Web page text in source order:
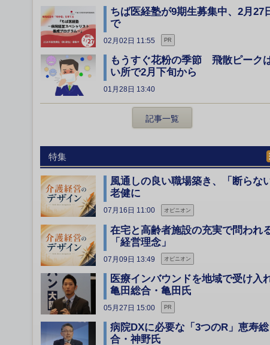
ちば医経塾が9期生募集中、2月27
で
02月02日 11:55 PR
もうすぐ花粉の季節 飛散ピーク
い所で2月下旬から
01月28日 13:40
記事一覧
特集
風通しの良い職場築き、「断らない
老健に
07月16日 11:00 オピニオン
在宅と高齢者施設の充実で問われ
「経営理念」
07月09日 13:49 オピニオン
医療インバウンドを地域で受け入
亀田総合・亀田氏
05月27日 15:00 PR
病院DXに必要な「3つのR」恵寿総
合・神野氏